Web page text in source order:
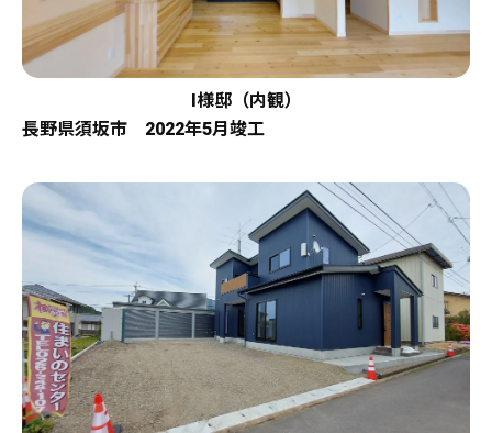
I様邸（内観）
長野県須坂市 2022年5月竣工